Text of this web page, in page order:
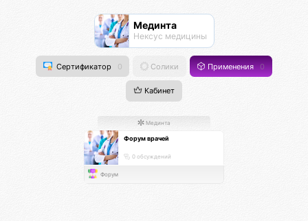
Мединта
Нексус медицины
Сертификатор 0 Солики Применения 0
Кабинет
Мединта
Форум врачей
0 обсуждений
Форум